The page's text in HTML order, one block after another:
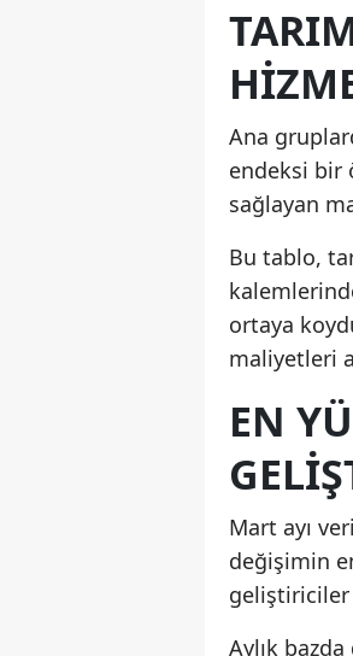
Ana
endeksi bir
sağlayan
Bu tablo,
ortaya
maliyetleri
EN
Mart ayı
değişimin
Aylık